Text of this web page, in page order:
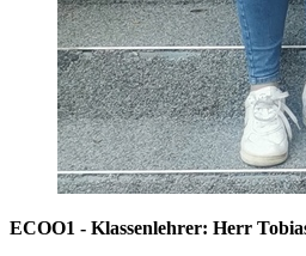
ECOO1 - Klassenlehrer: Herr